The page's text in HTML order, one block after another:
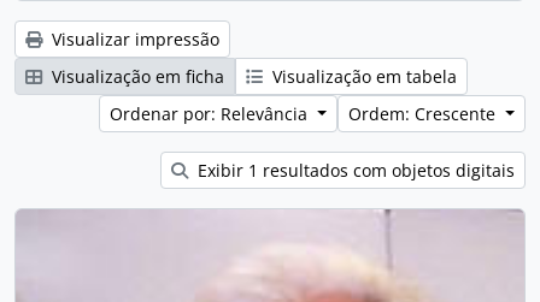
Visualizar impressão
Visualização em ficha
Visualização em tabela
Ordenar por: Relevância
Ordem: Crescente
Exibir 1 resultados com objetos digitais